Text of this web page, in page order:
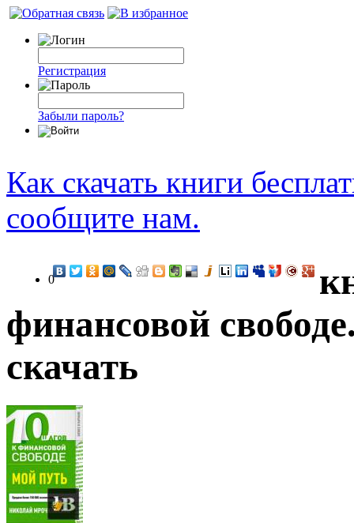
Регистрация
Забыли пароль?
Как скачать книги
сообщите нам.
0
финансовой
скачать